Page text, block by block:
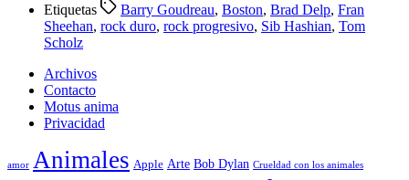
Etiquetas Barry Goudreau, Boston, Brad Delp, Fran
Sheehan, rock duro, rock progresivo, Sib Hashian, Tom
Scholz
Archivos
Contacto
Motus anima
Privacidad
amor Animales Apple Arte Bob Dylan Crueldad con los animales